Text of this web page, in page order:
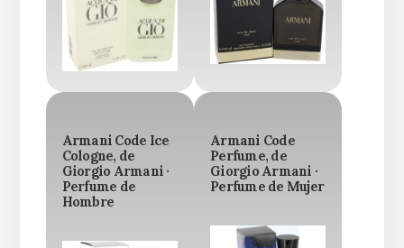
Armani Code Ice
Cologne, de
Giorgio Armani ·
Perfume de
Hombre
Armani Code
Perfume, de
Giorgio Armani ·
Perfume de Mujer